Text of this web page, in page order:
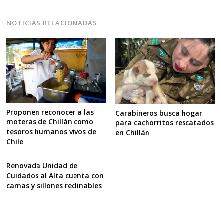
NOTICIAS RELACIONADAS
Proponen reconocer a las
moteras de Chillán como
tesoros humanos vivos de
Chile
Carabineros busca hogar
para cachorritos rescatados
en Chillán
Renovada Unidad de
Cuidados al Alta cuenta con
camas y sillones reclinables